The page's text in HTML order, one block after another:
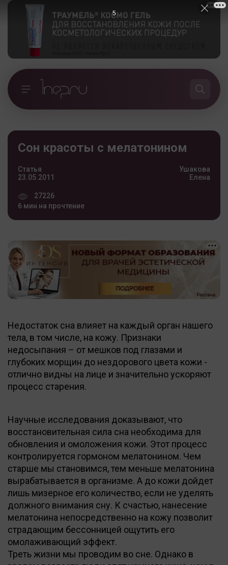
Сон красоты с мелатонином
Статья
23.05.2011
27226
6 мин на прочтение
Ушакова
Елена
Недостаток сна влияет на каждый орган нашего
тела, в том числе, на кожу. Признаки
недосыпания – от мешков под глазами и
глубоких морщин до нездорового цвета кожи -
отлично видны на лице и значительно ускоряют
процесс старения.
Научные исследования доказывают, что
восстановительная сила сна необходима для
обновления и омоложения кожи. Этот процесс
контролируется гормоном мелатонином. Чем
старше мы становимся, тем меньше мелатонина
вырабатывается в организме. А до кожи дойдет
лишь мизерное его количество, если не уделять
должного внимания сну. К счастью, нанесение
мелатонина непосредственно на кожу позволит
страдающим бессонницей ощутить его
омолаживающий эффект.
Треть жизни мы проводим во сне. Однако в
4